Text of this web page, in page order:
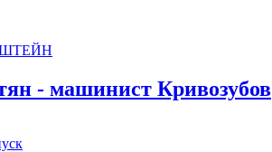
- машинист Кривозубов